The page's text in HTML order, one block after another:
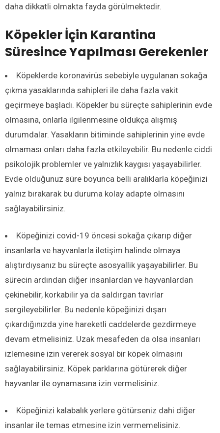
daha dikkatli olmakta fayda görülmektedir.
Köpekler İçin Karantina
SüresinceYapılması Gerekenler
Köpeklerde koronavirüs sebebiyle uygulanan sokağa
çıkma yasaklarında sahipleri ile daha fazla vakit
geçirmeye başladı. Köpekler bu süreçte sahiplerinin evde
olmasına, onlarla ilgilenmesine oldukça alışmış
durumdalar. Yasakların bitiminde sahiplerinin yine evde
olmaması onları daha fazla etkileyebilir. Bu nedenle ciddi
psikolojik problemler ve yalnızlık kaygısı yaşayabilirler.
Evde olduğunuz süre boyunca belli aralıklarla köpeğinizi
yalnız bırakarak bu duruma kolay adapte olmasını
sağlayabilirsiniz.
Köpeğinizi covid-19 öncesi sokağa çıkarıp diğer
insanlarla ve hayvanlarla iletişim halinde olmaya
alıştırdıysanız bu süreçte asosyallik yaşayabilirler. Bu
sürecin ardından diğer insanlardan ve hayvanlardan
çekinebilir, korkabilir ya da saldırgan tavırlar
sergileyebilirler. Bu nedenle köpeğinizi dışarı
çıkardığınızda yine hareketli caddelerde gezdirmeye
devam etmelisiniz. Uzak mesafeden da olsa insanları
izlemesine izin vererek sosyal bir köpek olmasını
sağlayabilirsiniz. Köpek parklarına götürerek diğer
hayvanlar ile oynamasına izin vermelisiniz.
Köpeğinizi kalabalık yerlere götürseniz dahi diğer
insanlar ile temas etmesine izin vermemelisiniz.